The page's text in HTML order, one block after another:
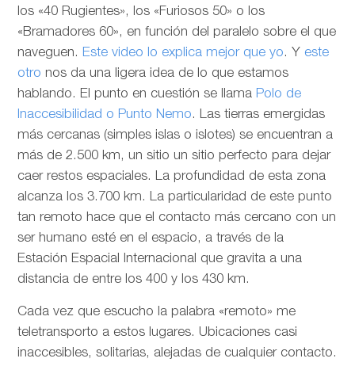
los «40 Rugientes», los «Furiosos 50» o los
«Bramadores 60», en función del paralelo sobre el que
naveguen. Este video lo explica mejor que yo. Y este
otro nos da una ligera idea de lo que estamos
hablando. El punto en cuestión se llama Polo de
Inaccesibilidad o Punto Nemo. Las tierras emergidas
más cercanas (simples islas o islotes) se encuentran a
más de 2.500 km, un sitio un sitio perfecto para dejar
caer restos espaciales. La profundidad de esta zona
alcanza los 3.700 km. La particularidad de este punto
tan remoto hace que el contacto más cercano con un
ser humano esté en el espacio, a través de la
Estación Espacial Internacional que gravita a una
distancia de entre los 400 y los 430 km.
Cada vez que escucho la palabra «remoto» me
teletransporto a estos lugares. Ubicaciones casi
inaccesibles, solitarias, alejadas de cualquier contacto.